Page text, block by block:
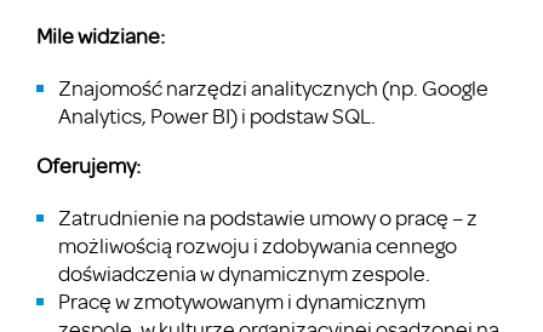
Mile widziane:
Znajomość narzędzi analitycznych (np. Google
Analytics, Power BI) i podstaw SQL.
Oferujemy:
Zatrudnienie na podstawie umowy o pracę – z
możliwością rozwoju i zdobywania cennego
doświadczenia w dynamicznym zespole.
Pracę w zmotywowanym i dynamicznym